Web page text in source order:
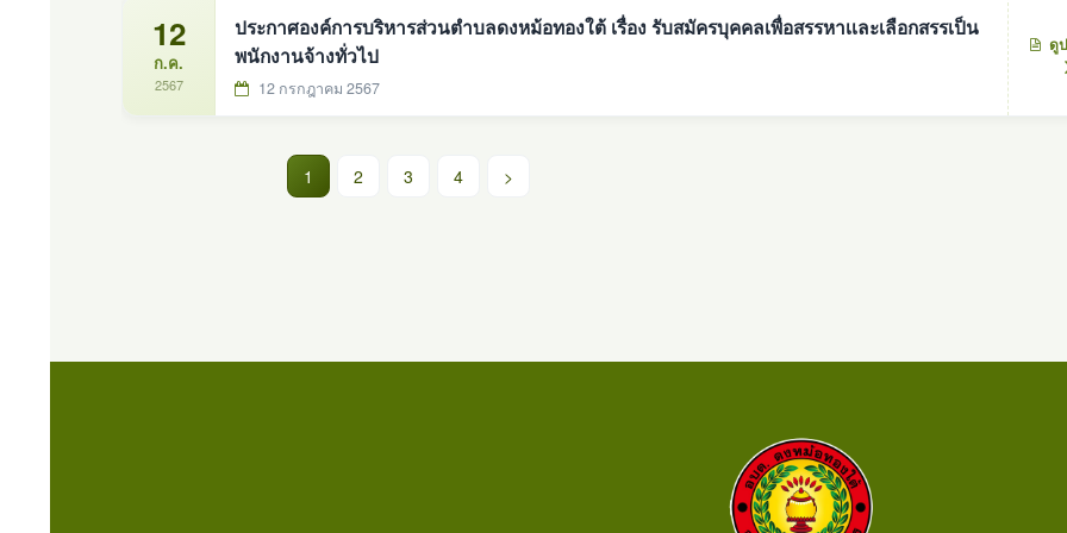
12
ก.ค.
2567
ประกาศองค์การบริหารส่วนตำบลดงหม้อทองใต้ เรื่อง รับสมัครบุคคลเพื่อสรรหาเเละเลือกสรรเป็น
พนักงานจ้างทั่วไป
12 กรกฎาคม 2567
ดู
1 (current)
2 3 4 >